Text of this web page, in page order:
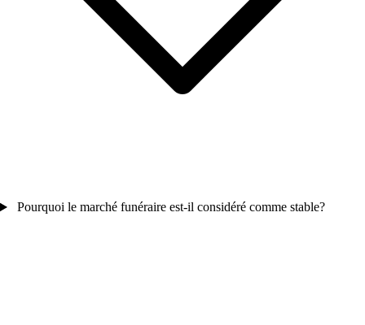
Pourquoi le marché funéraire est-il considéré comme stable?